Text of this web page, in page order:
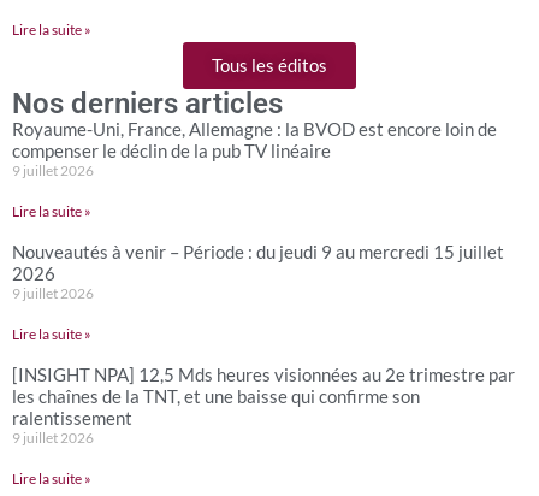
Lire la suite »
Tous les éditos
Nos derniers articles
Royaume-Uni, France, Allemagne : la BVOD est encore loin de
compenser le déclin de la pub TV linéaire
9 juillet 2026
Lire la suite »
Nouveautés à venir – Période : du jeudi 9 au mercredi 15 juillet
2026
9 juillet 2026
Lire la suite »
[INSIGHT NPA] 12,5 Mds heures visionnées au 2e trimestre par
les chaînes de la TNT, et une baisse qui confirme son
ralentissement
9 juillet 2026
Lire la suite »